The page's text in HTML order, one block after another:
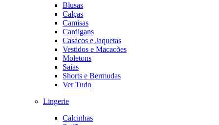
Blusas
Calças
Camisas
Cardigans
Casacos e Jaquetas
Vestidos e Macacões
Moletons
Saias
Shorts e Bermudas
Ver Tudo
Lingerie
Calcinhas